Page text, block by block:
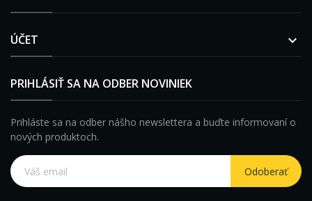
ÚČET 
PRIHLÁSIŤ SA NA ODBER NOVINIEK
Prihláste sa na odber nášho newslettera a buďte informovaní o
nových produktoch.
Odoberať